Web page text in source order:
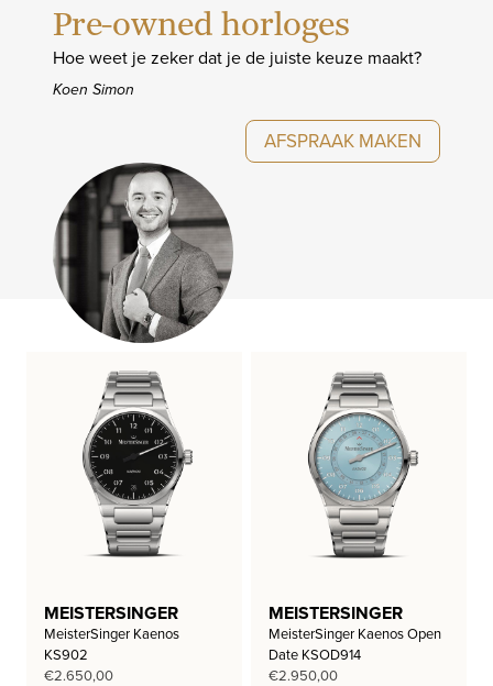
Pre-owned horloges
Hoe weet je zeker dat je de juiste keuze maakt?
Koen Simon
AFSPRAAK MAKEN
MEISTERSINGER
MeisterSinger Kaenos
KS902
€2.650,00
MEISTERSINGER
MeisterSinger Kaenos Open
Date KSOD914
€2.950,00